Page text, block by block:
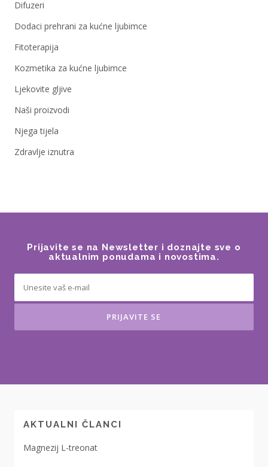
Difuzeri
Dodaci prehrani za kućne ljubimce
Fitoterapija
Kozmetika za kućne ljubimce
Ljekovite gljive
Naši proizvodi
Njega tijela
Zdravlje iznutra
Prijavite se na Newsletter i doznajte sve o
aktualnim ponudama i novostima.
AKTUALNI ČLANCI
Magnezij L-treonat